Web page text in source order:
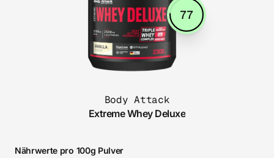
77
Body Attack
Extreme Whey Deluxe
Nährwerte pro 100g Pulver